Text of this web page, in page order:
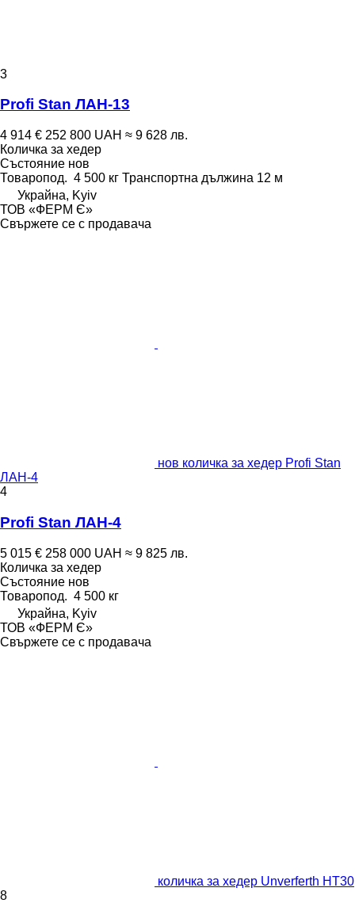
3
Profi Stan ЛАН-13
4 914 € 252 800 UAH ≈ 9 628 лв.
Количка за хедер
Състояние нов
Товаропод. 4 500 кг Транспортна дължина 12 м
Украйна, Kyiv
ТОВ «ФЕРМ Є»
Свържете се с продавача
нов количка за хедер Profi Stan
ЛАН-4
4
Profi Stan ЛАН-4
5 015 € 258 000 UAH ≈ 9 825 лв.
Количка за хедер
Състояние нов
Товаропод. 4 500 кг
Украйна, Kyiv
ТОВ «ФЕРМ Є»
Свържете се с продавача
количка за хедер Unverferth HT30
8